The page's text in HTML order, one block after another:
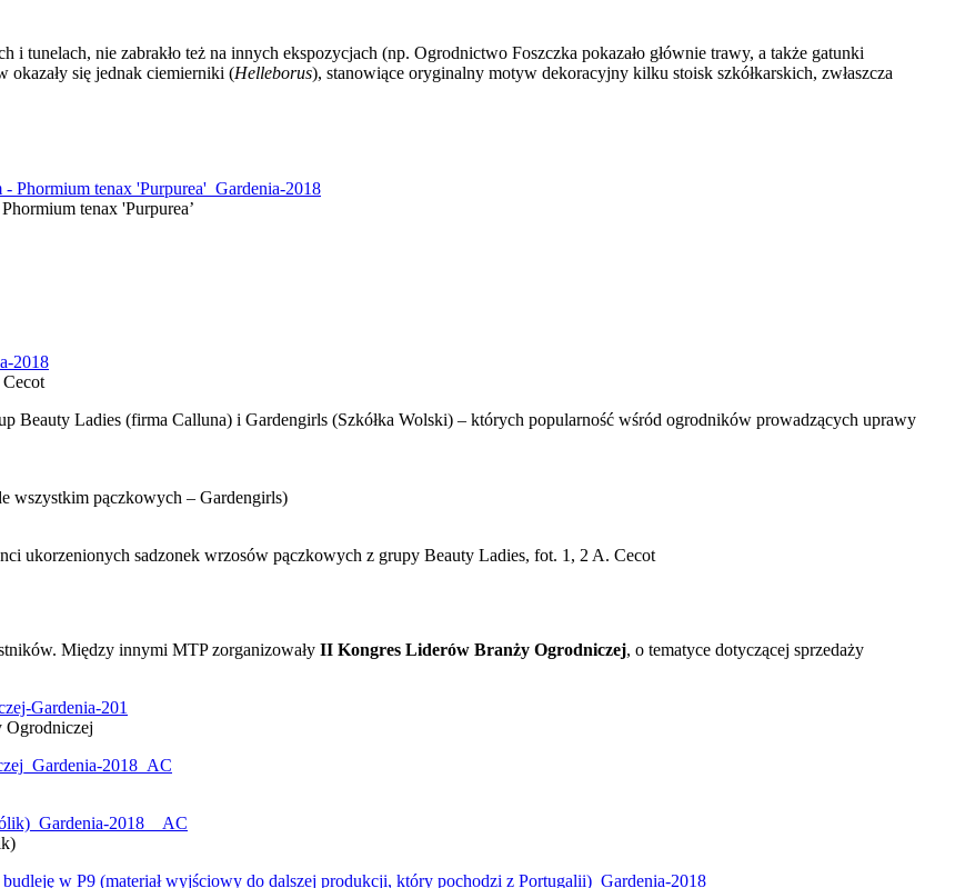
nie zabrakło też na innych ekspozycjach (np. Ogrodnictwo Foszczka pokazało głównie trawy, a także gatunki
okazały się jednak ciemierniki (Helleborus), stanowiące oryginalny motyw dekoracyjny kilku stoisk szkółkarskich, zwłaszcza
tenax 'Purpurea’
Beauty Ladies (firma Calluna) i Gardengirls (Szkółka Wolski) – których popularność wśród ogrodników prowadzących uprawy
wszystkim pączkowych – Gardengirls)
ukorzenionych sadzonek wrzosów pączkowych z grupy Beauty Ladies, fot. 1, 2 A. Cecot
Między innymi MTP zorganizowały II Kongres Liderów Branży Ogrodniczej, o tematyce dotyczącej sprzedaży
Ogrodniczej